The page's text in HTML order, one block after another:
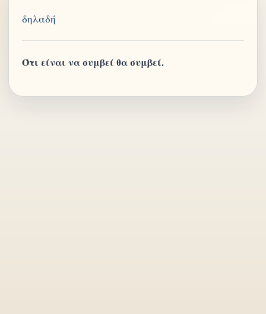
δηλαδή
Ότι είναι να συμβεί θα συμβεί.